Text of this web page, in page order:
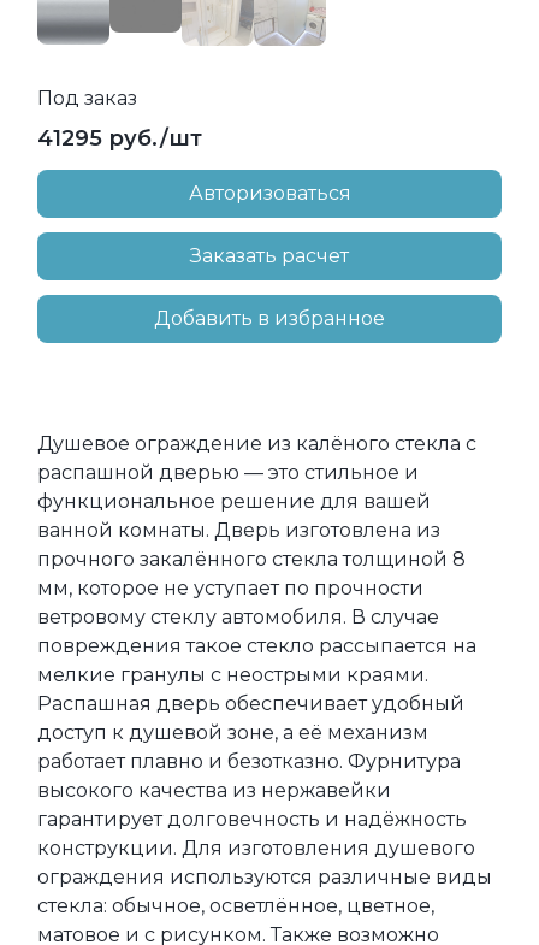
Под заказ
41295 руб./шт
Авторизоваться
Заказать расчет
Добавить в избранное
Душевое ограждение из калёного стекла с
распашной дверью — это стильное и
функциональное решение для вашей
ванной комнаты. Дверь изготовлена из
прочного закалённого стекла толщиной 8
мм, которое не уступает по прочности
ветровому стеклу автомобиля. В случае
повреждения такое стекло рассыпается на
мелкие гранулы с неострыми краями.
Распашная дверь обеспечивает удобный
доступ к душевой зоне, а её механизм
работает плавно и безотказно. Фурнитура
высокого качества из нержавейки
гарантирует долговечность и надёжность
конструкции. Для изготовления душевого
ограждения используются различные виды
стекла: обычное, осветлённое, цветное,
матовое и с рисунком. Также возможно